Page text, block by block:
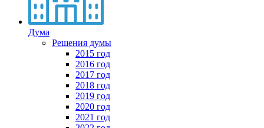
Дума
Решения думы
2015 год
2016 год
2017 год
2018 год
2019 год
2020 год
2021 год